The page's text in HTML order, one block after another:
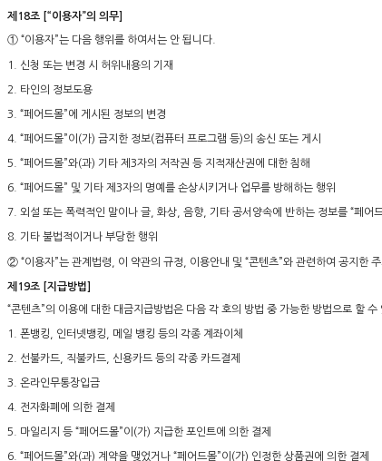
제18조 [“이용자”의 의무]
① “이용자”는 다음 행위를 하여서는 안 됩니다.
1. 신청 또는 변경 시 허위내용의 기재
2. 타인의 정보도용
3. “페어드몰”에 게시된 정보의 변경
4. “페어드몰”이(가) 금지한 정보(컴퓨터 프로그램 등)의 송신 또는 게시
5. “페어드몰”와(과) 기타 제3자의 저작권 등 지적재산권에 대한 침해
6. “페어드몰” 및 기타 제3자의 명예를 손상시키거나 업무를 방해하는 행위
7. 외설 또는 폭력적인 말이나 글, 화상, 음향, 기타 공서양속에 반하는 정보를 “페어
8. 기타 불법적이거나 부당한 행위
② “이용자”는 관계법령, 이 약관의 규정, 이용안내 및 “콘텐츠”와 관련하여 공지한
제19조 [지급방법]
“콘텐츠”의 이용에 대한 대금지급방법은 다음 각 호의 방법 중 가능한 방법으로 할
1. 폰뱅킹, 인터넷뱅킹, 메일 뱅킹 등의 각종 계좌이체
2. 선불카드, 직불카드, 신용카드 등의 각종 카드결제
3. 온라인무통장입금
4. 전자화폐에 의한 결제
5. 마일리지 등 “페어드몰”이(가) 지급한 포인트에 의한 결제
6. “페어드몰”와(과) 계약을 맺었거나 “페어드몰”이(가) 인정한 상품권에 의한 결제